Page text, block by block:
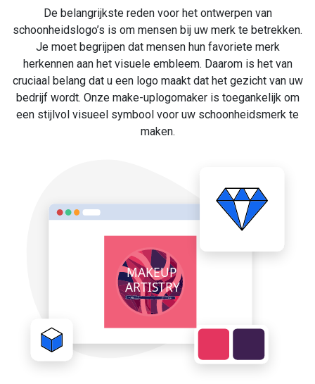
De belangrijkste reden voor het ontwerpen van
schoonheidslogo’s is om mensen bij uw merk te betrekken.
Je moet begrijpen dat mensen hun favoriete merk
herkennen aan het visuele embleem. Daarom is het van
cruciaal belang dat u een logo maakt dat het gezicht van uw
bedrijf wordt. Onze make-uplogomaker is toegankelijk om
een stijlvol visueel symbool voor uw schoonheidsmerk te
maken.